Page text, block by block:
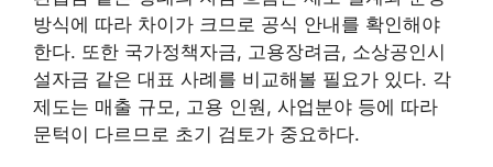
방식에 따라 차이가 크므로 공식 안내를 확인해야
한다. 또한 국가정책자금, 고용장려금, 소상공인시
설자금 같은 대표 사례를 비교해볼 필요가 있다. 각
제도는 매출 규모, 고용 인원, 사업분야 등에 따라
문턱이 다르므로 초기 검토가 중요하다.